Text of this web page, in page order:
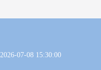
07-08 15:30:00